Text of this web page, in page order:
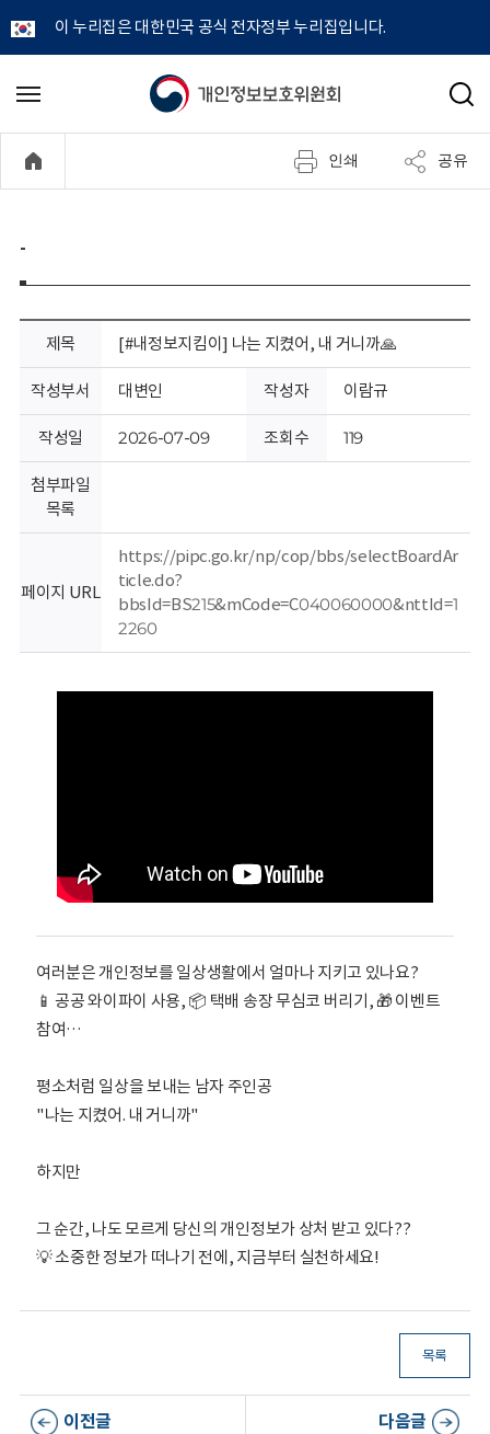
이 누리집은 대한민국 공식 전자정부 누리집입니다.
개
정
보
호
위
원
메
기
검
인쇄 공유
-
제목 [#내정보지킴이] 나는 지켰어, 내 거니까🙏
작성부서 대변인 작성자 이람규
작성일 2026-07-09 조회수 119
첨부파일
목록
페이지 URL
https://pipc.go.kr/np/cop/bbs/selectBoardAr
ticle.do?
bbsId=BS215&mCode=C040060000&nttId=1
2260
여러분은 개인정보를 일상생활에서 얼마나 지키고 있나요?
📱 공공 와이파이 사용, 📦 택배 송장 무심코 버리기, 🎁 이벤트
참여…
평소처럼 일상을 보내는 남자 주인공
"나는 지켰어. 내 거니까"
하지만
그 순간, 나도 모르게 당신의 개인정보가 상처 받고 있다??
💡 소중한 정보가 떠나기 전에, 지금부터 실천하세요!
목록
이전글 다음글